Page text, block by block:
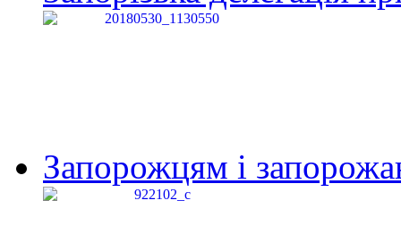
Запорожцям і